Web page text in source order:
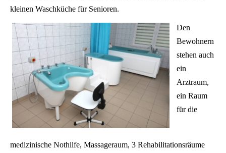
kleinen Waschküche für Senioren.
Den
Bewohnern
stehen auch
ein
Arztraum,
ein Raum
für die
medizinische Nothilfe, Massageraum, 3 Rehabilitationsräume